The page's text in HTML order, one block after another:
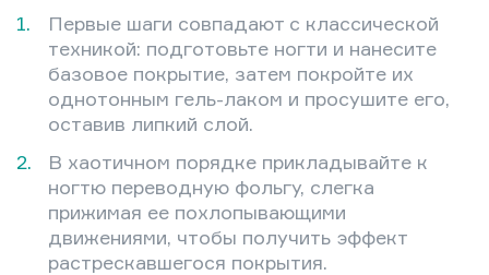
Первые шаги совпадают с классической
техникой: подготовьте ногти и нанесите
базовое покрытие, затем покройте их
однотонным гель-лаком и просушите его,
оставив липкий слой.
В хаотичном порядке прикладывайте к
ногтю переводную фольгу, слегка
прижимая ее похлопывающими
движениями, чтобы получить эффект
растрескавшегося покрытия.